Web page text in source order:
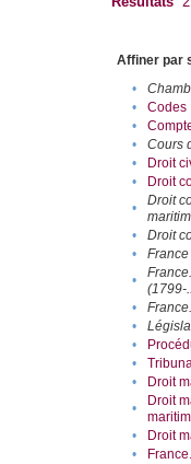
Affiner par
•
•
Codes
•
•
Cours
•
Droit
•
Droit
•
Droit
• Droit
•
France
•
(1799-
•
•
•
•
•
Droit
•
Droit
• Droit
•